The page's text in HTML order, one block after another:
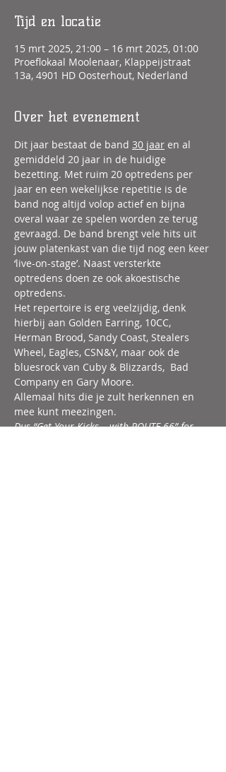
Tijd en locatie
15 mrt 2025, 21:00 – 16 mrt 2025, 01:00
Proeflokaal Moolenaar, Klappeijstraat
13a, 4901 HD Oosterhout, Nederland
Over het evenement
Dit jaar bestaat de band 30 jaar en al
gemiddeld 20 jaar in de huidige
bezetting. Met ruim 20 optredens per
jaar en een wekelijkse repetitie is de
band nog altijd volop actief en bijna
overal waar ze spelen worden ze terug
gevraagd. De band brengt vele hits uit
jouw platenkast van die tijd nog een keer
‘live-on-stage’. Naast versterkte
optredens doen ze ook akoestische
optredens.
Het repertoire is erg veelzijdig, denk
hierbij aan Golden Earring, 10CC,
Herman Brood, Sandy Coast, Stealers
Wheel, Eagles, CSN&Y, maar ook de
bluesrock van Cuby & Blizzards,  Bad
Company en Gary Moore.
Allemaal hits die je zult herkennen en
mee kunt meezingen.
Dus “Get Your Kicks….with ROUTE 66” for